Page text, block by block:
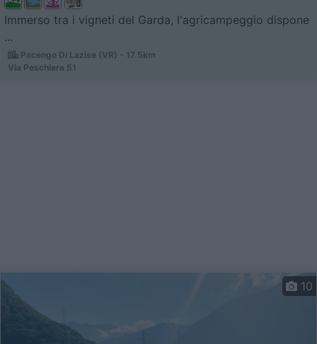
Immerso tra i vigneti del Garda, l'agricampeggio dispone
...
Pacengo Di Lazise (VR) - 17.5km
Via Peschiera 51
10